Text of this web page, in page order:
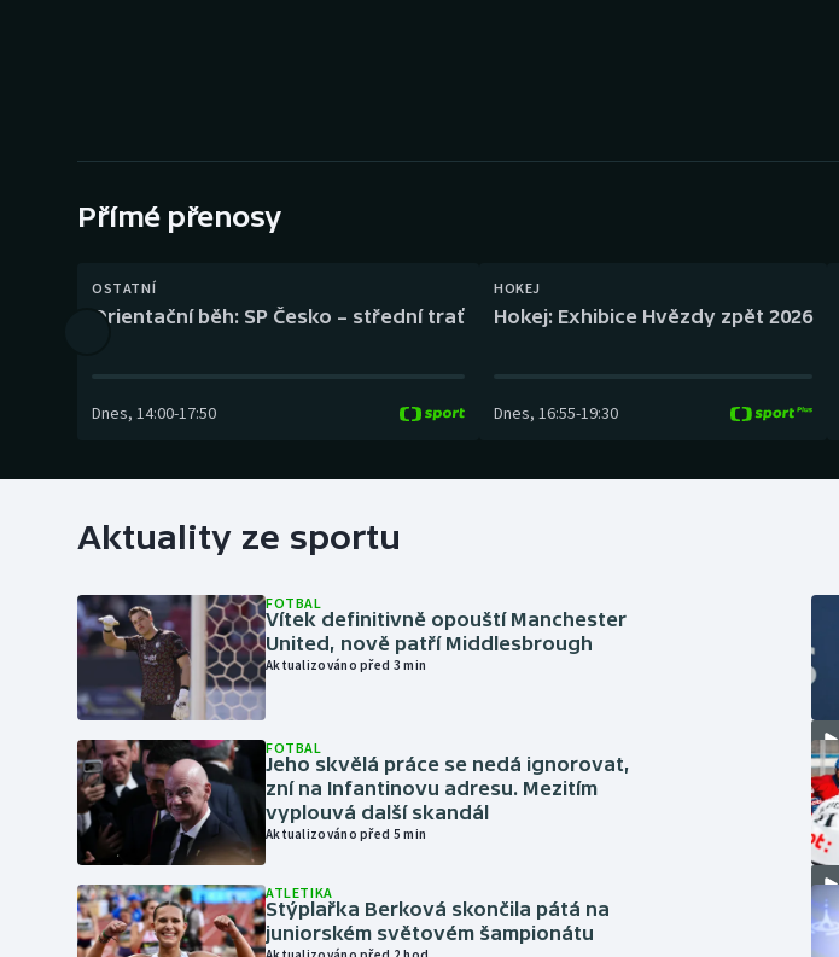
Přímé přenosy
OSTATNÍ
Orientační běh: SP Česko – střední trať
Dnes, 14:00-17:50
HOKEJ
Hokej: Exhibice Hvězdy zpět 2026
Dnes, 16:55-19:30
Aktuality ze sportu
FOTBAL
Vítek definitivně opouští Manchester
United, nově patří Middlesbrough
Aktualizováno před 3 min
FOTBAL
Jeho skvělá práce se nedá ignorovat,
zní na Infantinovu adresu. Mezitím
vyplouvá další skandál
Aktualizováno před 5 min
ATLETIKA
Stýplařka Berková skončila pátá na
juniorském světovém šampionátu